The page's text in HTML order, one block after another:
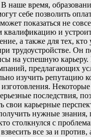
время,
себе позволить
показаться не
и
а также для тех,
трудоустройстве. Он
на успешную
предлагающих
изучить
последствия,
свои карьерные
нужные
столкнулся с
все за и